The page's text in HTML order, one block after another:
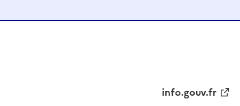
info.gouv.fr